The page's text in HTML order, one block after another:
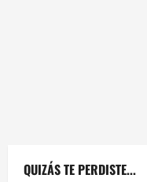
QUIZÁS TE PERDISTE...